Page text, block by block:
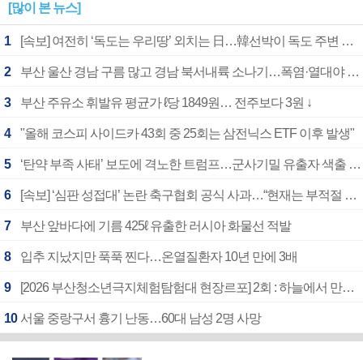
[많이 본 뉴스]
1 [속보] 여전히 ‘독도는 우리땅’ 외치는 日…韓선박이 독도 주변 해양조사 활동하자 반발
2 부산 울산 경남 구름 많고 경남 북서내륙 소나기…폭염·열대야 계속
3 부산 주유소 휘발유 평균가 ℓ당 1849원… 전주보다 3원 ↓
4 "올해 코스피 사이드카 43회 중 25회는 삼전닉스 ETF 이후 발생"
5 ‘탄약 부족 사태’ 보도에 격노한 트럼프…군사기밀 유출자 색출 지시
6 [속보] ‘심판 성접대’ 논란 축구협회 공식 사과…“현재는 부적절 행위 없어”
7 부산 앞바다에 기름 425ℓ 유출한 러시아 화물선 적발
8 입추 지났지만 푹푹 찐다…온열질환자 10년 만에 3배
9 [2026 부산청소년극지체험탐험대 현장르포] 2회 : 하늘에서 만난 얼음의 나라
10 서울 중랑구서 흉기 난동…60대 남성 2명 사망